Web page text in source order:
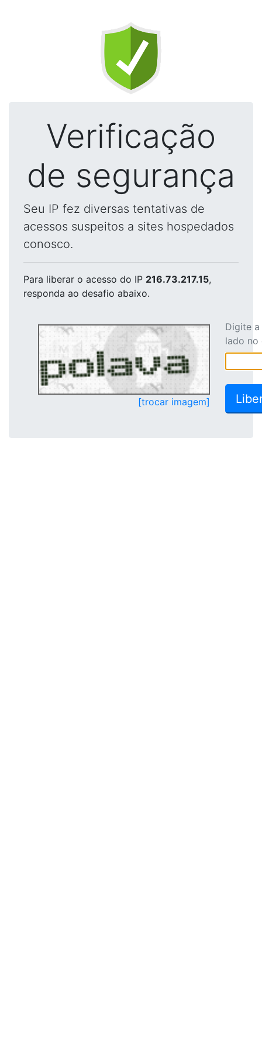
Verificação
de segurança
Seu IP fez diversas tentativas de
acessos suspeitos a sites hospedados
conosco.
Para liberar o acesso do IP 216.73.217.15,
responda ao desafio abaixo.
[trocar imagem]
Digite
lado no